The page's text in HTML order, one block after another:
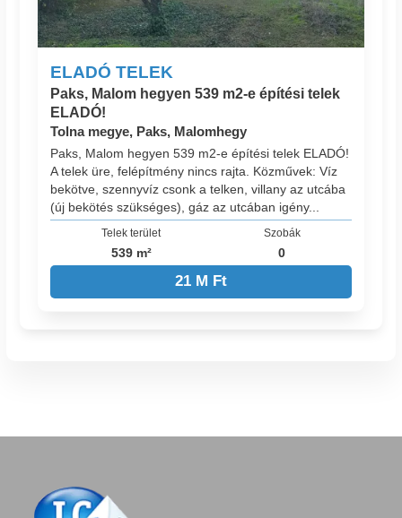
ELADÓ TELEK
Paks, Malom hegyen 539 m2-e építési telek
ELADÓ!
Tolna megye, Paks, Malomhegy
Paks, Malom hegyen 539 m2-e építési telek ELADÓ!
A telek üre, felépítmény nincs rajta. Közművek: Víz
bekötve, szennyvíz csonk a telken, villany az utcába
(új bekötés szükséges), gáz az utcában igény...
Telek terület
539 m²
Szobák
0
21 M Ft